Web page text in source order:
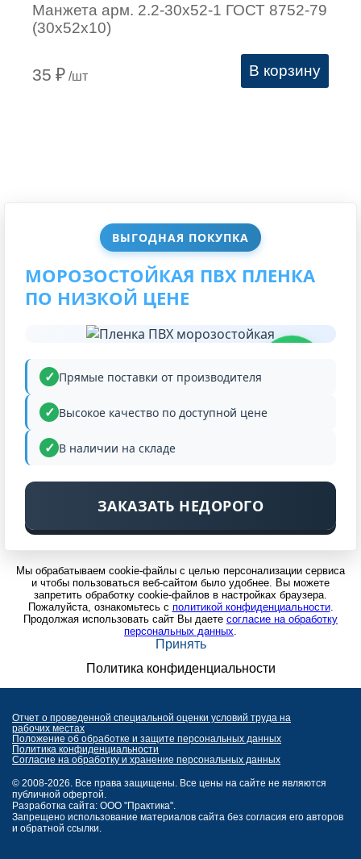
ВЫГОДНАЯ ПОКУПКА
МОРОЗОСТОЙКАЯ ПВХ ПЛЕНКА
ПО НИЗКОЙ ЦЕНЕ
Прямые поставки от производителя
Высокое качество по доступной цене
В наличии на складе
ЗАКАЗАТЬ НЕДОРОГО
Манжета арм. 2.2-30х52-1 ГОСТ 8752-79
(30х52х10)
35 ₽ /шт В корзину
Мы обрабатываем cookie-файлы с целью персонализации сервиса
и чтобы пользоваться веб-сайтом было удобнее. Вы можете
запретить обработку cookie-файлов в настройках браузера.
Пожалуйста, ознакомьтесь с политикой конфиденциальности.
Продолжая использовать сайт Вы даете согласие на обработку
персональных данных.
Принять
Политика конфиденциальности
Отчет о проведенной специальной оценки условий труда на
рабочих местах
Положение об обработке и защите персональных данных
Политика конфиденциальности
Согласие на обработку и хранение персональных данных
© 2008-2026. Все права защищены. Все цены на сайте не являются
публичной офертой.
Разработка сайта: ООО "Практика".
Запрещено использование материалов сайта без согласия его авторов
и обратной ссылки.